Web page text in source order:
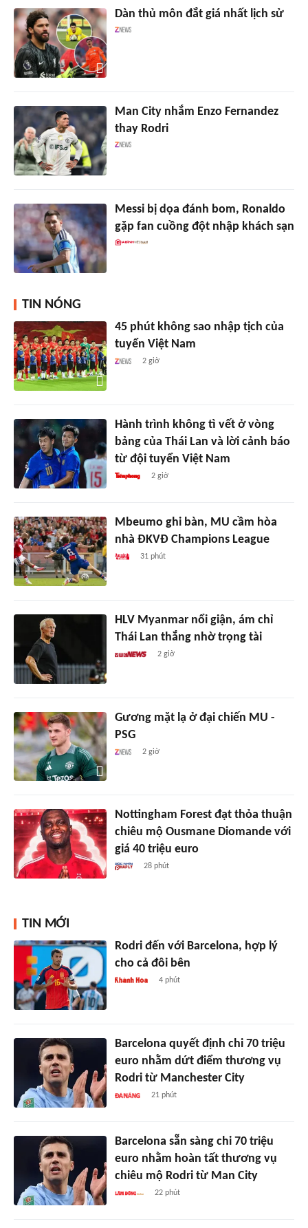
Dàn thủ môn đắt giá nhất lịch sử
Man City nhắm Enzo Fernandez
thay Rodri
Messi bị dọa đánh bom, Ronaldo
gặp fan cuồng đột nhập khách sạn
TIN NÓNG
45 phút không sao nhập tịch của
tuyển Việt Nam
2 giờ
Hành trình không tì vết ở vòng
bảng của Thái Lan và lời cảnh báo
từ đội tuyển Việt Nam
2 giờ
Mbeumo ghi bàn, MU cầm hòa
nhà ĐKVĐ Champions League
31 phút
HLV Myanmar nổi giận, ám chỉ
Thái Lan thắng nhờ trọng tài
2 giờ
Gương mặt lạ ở đại chiến MU -
PSG
2 giờ
Nottingham Forest đạt thỏa thuận
chiêu mộ Ousmane Diomande với
giá 40 triệu euro
28 phút
TIN MỚI
Rodri đến với Barcelona, hợp lý
cho cả đôi bên
4 phút
Barcelona quyết định chi 70 triệu
euro nhằm dứt điểm thương vụ
Rodri từ Manchester City
21 phút
Barcelona sẵn sàng chi 70 triệu
euro nhằm hoàn tất thương vụ
chiêu mộ Rodri từ Man City
22 phút